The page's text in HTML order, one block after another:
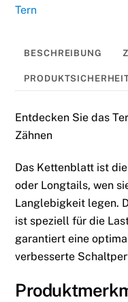
Menge
Tern
BESCHREIBUNG
Entdecken Sie das
Zähnen
Das Kettenblatt ist
oder Longtails, wen
Langlebigkeit legen.
ist speziell für die
garantiert eine
verbesserte